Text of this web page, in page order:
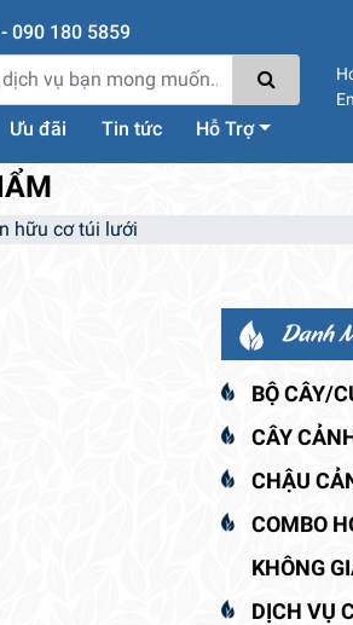
090 180 5859
Ưu đãi Tin tức Hỗ Trợ
hữu cơ túi lưới
Danh
BỘ CÂY/
CÂY
CHẬU
COMBO
KHÔNG
DỊCH VỤ